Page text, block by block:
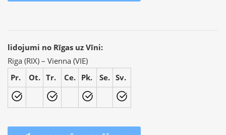
lidojumi no Rīgas uz Vīni:
Riga (RIX) – Vienna (VIE)
Pr.
Ot. Tr. Ce. Pk. Se. Sv.